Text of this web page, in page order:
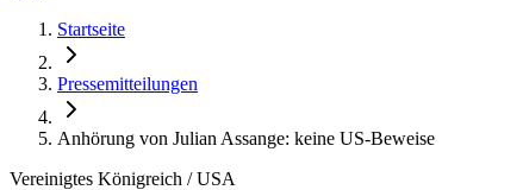
Startseite
Pressemitteilungen
Anhörung von Julian Assange: keine US-Beweise
Vereinigtes Königreich / USA